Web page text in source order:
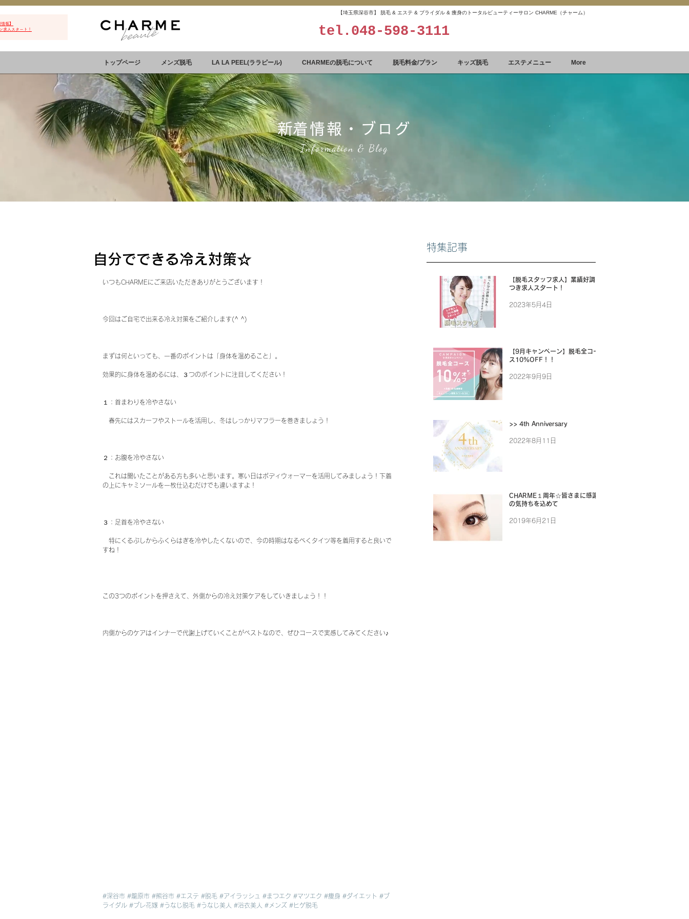
報】
求人スタート！
【埼玉県深谷市】 脱毛 & エステ & ブライダル & 痩身のトータルビューティーサロン CHARME（チャーム）
tel. 048-598-3111
トップページ メンズ脱毛 LA LA PEEL(ララピール) CHARMEの脱毛について 脱毛料金/プラン キッズ脱毛 エステメニュー More
​新着情報・ブログ
Information & Blog
自分でできる冷え対策☆
いつもCHARMEにご来店いただきありがとうございます！
今回はご自宅で出来る冷え対策をご紹介します(^ ^)
まずは何といっても、一番のポイントは「身体を温めること」。
効果的に身体を温めるには、３つのポイントに注目してください！
１：首まわりを冷やさない
春先にはスカーフやストールを活用し、冬はしっかりマフラーを巻きましょう！
２：お腹を冷やさない
これは聞いたことがある方も多いと思います。寒い日はボディウォーマーを活用してみましょう！下着
の上にキャミソールを一枚仕込むだけでも違いますよ！
３：足首を冷やさない
特にくるぶしからふくらはぎを冷やしたくないので、今の時期はなるべくタイツ等を着用すると良いで
すね！
この3つのポイントを押さえて、外側からの冷え対策ケアをしていきましょう！！
内側からのケアはインナーで代謝上げていくことがベストなので、ぜひコースで実感してみてください♪
#深谷市 #籠原市 #熊谷市 #エステ #脱毛 #アイラッシュ #まつエク #マツエク #痩身 #ダイエット #ブ
ライダル #プレ花嫁 #うなじ脱毛 #うなじ美人 #浴衣美人 #メンズ #ヒゲ脱毛
特集記事
【脱毛スタッフ求人】業績好調に
つき求人スタート！
2023年5月4日
【9月キャンペーン】脱毛全コー
ス10%OFF！！
2022年9月9日
>> 4th Anniversary
2022年8月11日
CHARME１周年☆皆さまに感謝
の気持ちを込めて
2019年6月21日